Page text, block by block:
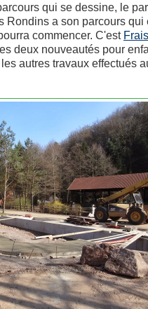
qui se dessine, le
Rondins a son parcours qui
commencer. C'est
deux nouveautés pour
autres travaux effectués